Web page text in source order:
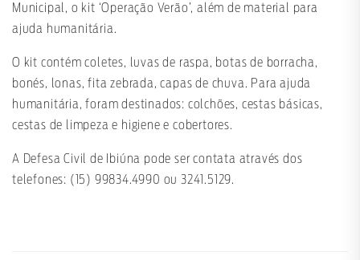
Municipal, o kit ‘Operação Verão’, além de material para
ajuda humanitária.
O kit contém coletes, luvas de raspa, botas de borracha,
bonés, lonas, fita zebrada, capas de chuva. Para ajuda
humanitária, foram destinados: colchões, cestas básicas,
cestas de limpeza e higiene e cobertores.
A Defesa Civil de Ibiúna pode ser contata através dos
telefones: (15) 99834.4990 ou 3241.5129.